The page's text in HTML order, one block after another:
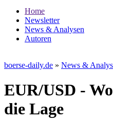
Home
Newsletter
News & Analysen
Autoren
boerse-daily.de » News &
EUR/USD -
die Lage